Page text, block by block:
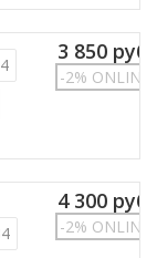
3 850 руб.
-2% ONLINE
4 300 руб.
-2% ONLINE